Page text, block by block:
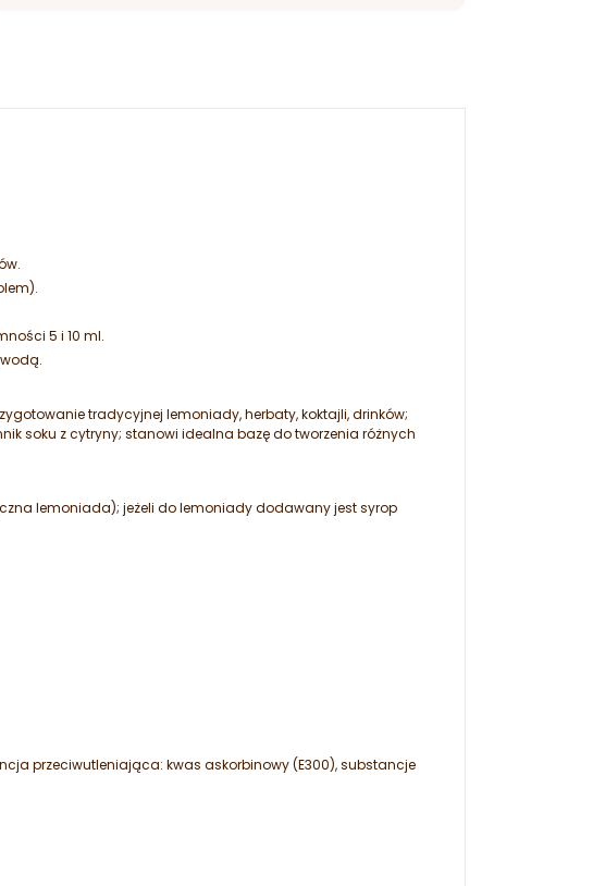
5 i 10 ml.
tradycyjnej lemoniady, herbaty, koktajli, drinków;
soku z cytryny; stanowi idealna bazę do tworzenia różnych
lemoniada); jeżeli do lemoniady dodawany jest syrop
przeciwutleniająca: kwas askorbinowy (E300), substancje